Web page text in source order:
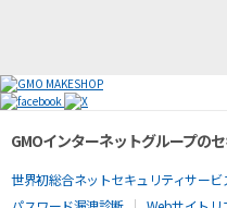
GMOインターネットグループの
世界初総合ネットセキュリティサービ